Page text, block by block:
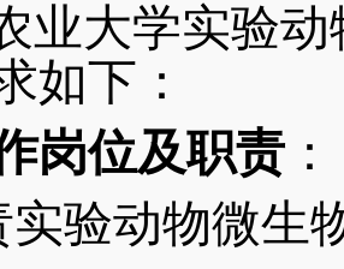
业大学实验
如下：
岗位及职责 ：
实验动物微生